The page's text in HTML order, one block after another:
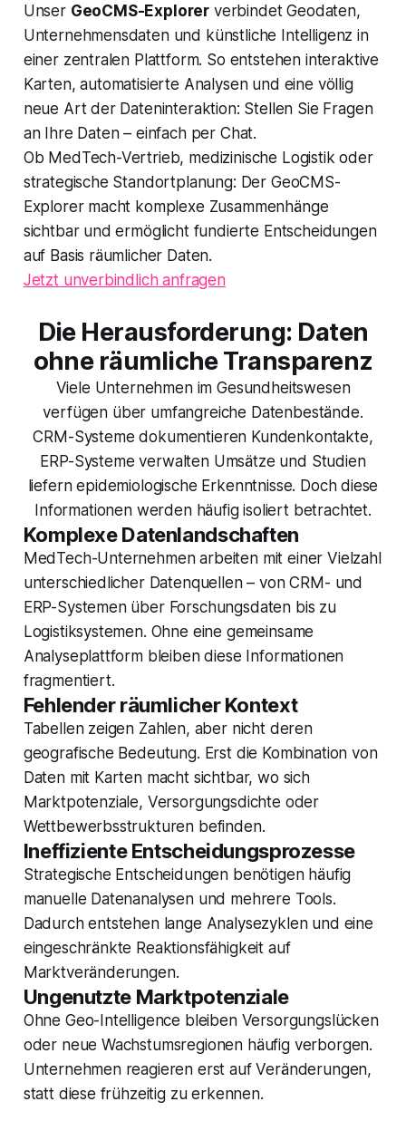
Unser GeoCMS-Explorer verbindet Geodaten,
Unternehmensdaten und künstliche Intelligenz in
einer zentralen Plattform. So entstehen interaktive
Karten, automatisierte Analysen und eine völlig
neue Art der Dateninteraktion: Stellen Sie Fragen
an Ihre Daten – einfach per Chat.
Ob MedTech-Vertrieb, medizinische Logistik oder
strategische Standortplanung: Der GeoCMS-
Explorer macht komplexe Zusammenhänge
sichtbar und ermöglicht fundierte Entscheidungen
auf Basis räumlicher Daten.
Jetzt unverbindlich anfragen
Die Herausforderung: Daten
ohne räumliche Transparenz
Viele Unternehmen im Gesundheitswesen
verfügen über umfangreiche Datenbestände.
CRM-Systeme dokumentieren Kundenkontakte,
ERP-Systeme verwalten Umsätze und Studien
liefern epidemiologische Erkenntnisse. Doch diese
Informationen werden häufig isoliert betrachtet.
Komplexe Datenlandschaften
MedTech-Unternehmen arbeiten mit einer Vielzahl
unterschiedlicher Datenquellen – von CRM- und
ERP-Systemen über Forschungsdaten bis zu
Logistiksystemen. Ohne eine gemeinsame
Analyseplattform bleiben diese Informationen
fragmentiert.
Fehlender räumlicher Kontext
Tabellen zeigen Zahlen, aber nicht deren
geografische Bedeutung. Erst die Kombination von
Daten mit Karten macht sichtbar, wo sich
Marktpotenziale, Versorgungsdichte oder
Wettbewerbsstrukturen befinden.
Ineffiziente Entscheidungsprozesse
Strategische Entscheidungen benötigen häufig
manuelle Datenanalysen und mehrere Tools.
Dadurch entstehen lange Analysezyklen und eine
eingeschränkte Reaktionsfähigkeit auf
Marktveränderungen.
Ungenutzte Marktpotenziale
Ohne Geo-Intelligence bleiben Versorgungslücken
oder neue Wachstumsregionen häufig verborgen.
Unternehmen reagieren erst auf Veränderungen,
statt diese frühzeitig zu erkennen.